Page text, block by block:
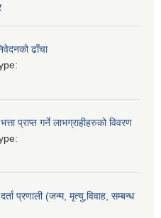
ढाँचा
प्राप्त गर्ने लाभग्राहीहरुको विवरण
प्रणाली (जन्म, मृत्यु,विवाह, सम्बन्ध